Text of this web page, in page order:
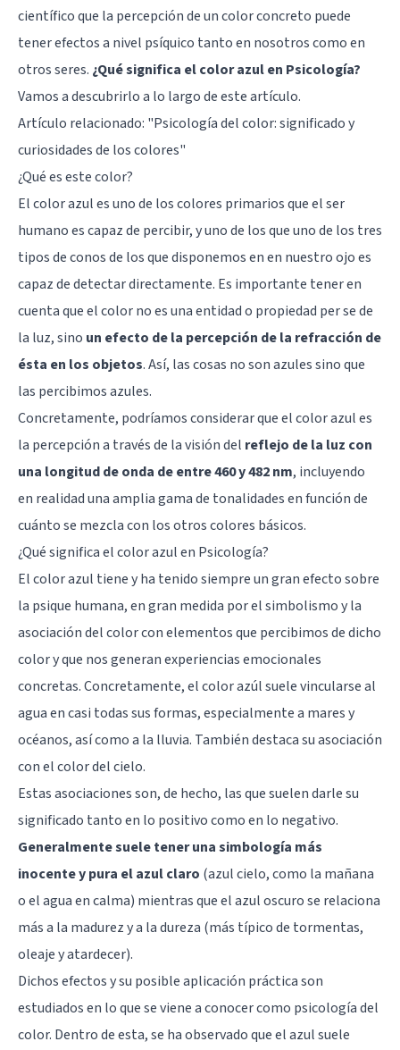
científico que la percepción de un color concreto puede
tener efectos a nivel psíquico tanto en nosotros como en
otros seres. ¿Qué significa el color azul en Psicología?
Vamos a descubrirlo a lo largo de este artículo.
Artículo relacionado: "Psicología del color: significado y
curiosidades de los colores"
¿Qué es este color?
El color azul es uno de los colores primarios que el ser
humano es capaz de percibir, y uno de los que uno de los tres
tipos de conos de los que disponemos en en nuestro ojo es
capaz de detectar directamente. Es importante tener en
cuenta que el color no es una entidad o propiedad per se de
la luz, sino un efecto de la percepción de la refracción de
ésta en los objetos. Así, las cosas no son azules sino que
las percibimos azules.
Concretamente, podríamos considerar que el color azul es
la percepción a través de la visión del reflejo de la luz con
una longitud de onda de entre 460 y 482 nm, incluyendo
en realidad una amplia gama de tonalidades en función de
cuánto se mezcla con los otros colores básicos.
¿Qué significa el color azul en Psicología?
El color azul tiene y ha tenido siempre un gran efecto sobre
la psique humana, en gran medida por el simbolismo y la
asociación del color con elementos que percibimos de dicho
color y que nos generan experiencias emocionales
concretas. Concretamente, el color azúl suele vincularse al
agua en casi todas sus formas, especialmente a mares y
océanos, así como a la lluvia. También destaca su asociación
con el color del cielo.
Estas asociaciones son, de hecho, las que suelen darle su
significado tanto en lo positivo como en lo negativo.
Generalmente suele tener una simbología más
inocente y pura el azul claro (azul cielo, como la mañana
o el agua en calma) mientras que el azul oscuro se relaciona
más a la madurez y a la dureza (más típico de tormentas,
oleaje y atardecer).
Dichos efectos y su posible aplicación práctica son
estudiados en lo que se viene a conocer como psicología del
color. Dentro de esta, se ha observado que el azul suele